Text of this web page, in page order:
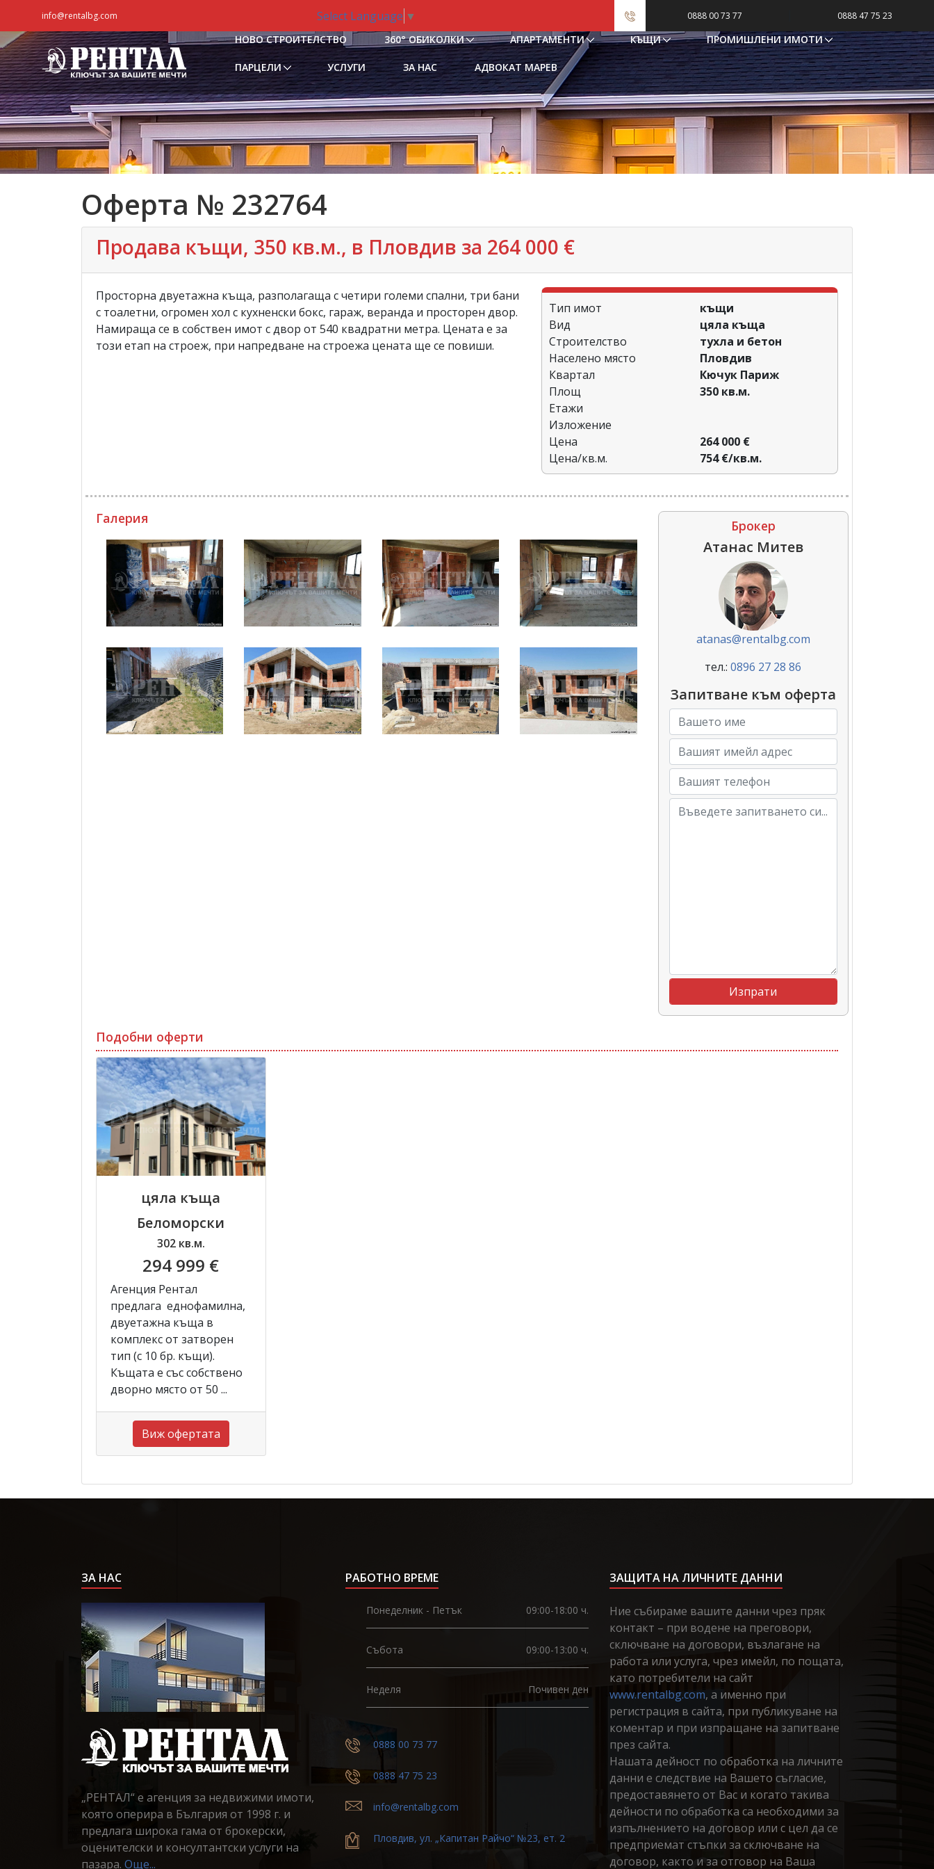
info@rentalbg.com Select Language ▼ 0888 00 73 77 0888 47 75 23
НОВО СТРОИТЕЛСТВО 360° ОБИКОЛКИ АПАРТАМЕНТИ КЪЩИ ПРОМИШЛЕНИ ИМОТИ
ПАРЦЕЛИ УСЛУГИ ЗА НАС АДВОКАТ МАРЕВ
Оферта № 232764
Продава къщи, 350 кв.м., в Пловдив‎ за 264 000 €
Просторна двуетажна къща, разполагаща с четири големи спални, три бани
с тоалетни, огромен хол с кухненски бокс, гараж, веранда и просторен двор.
Намираща се в собствен имот с двор от 540 квадратни метра. Цената е за
този етап на строеж, при напредване на строежа цената ще се повиши.
Тип имот
къщи
Вид
цяла къща
Строителство
тухла и бетон
Населено място
Пловдив‎
Квартал
Кючук Париж
Площ
350 кв.м.
Етажи
Изложение
Цена
264 000 €
Цена/кв.м.
754 €/кв.м.
Галерия Брокер
Атанас Митев
atanas@rentalbg.com
тел.:0896 27 28 86
Запитване към оферта
Подобни оферти
цяла къща
Беломорски
302 кв.м.
294 999 €
Агенция Рентал
предлага еднофамилна,
двуетажна къща в
комплекс от затворен
тип (с 10 бр. къщи).
Къщата е със собствено
дворно място от 50 ...
Виж офертата
ЗА НАС
„РЕНТАЛ“ е агенция за недвижими имоти,
която оперира в България от 1998 г. и
предлага широка гама от брокерски,
оценителски и консултантски услуги на
пазара. Още...
РАБОТНО ВРЕМЕ
Понеделник - Петък 09:00-18:00 ч.
Събота 09:00-13:00 ч.
Неделя Почивен ден
0888 00 73 77
0888 47 75 23
info@rentalbg.com
Пловдив, ул. „Капитан Райчо“ №23, ет. 2
ЗАЩИТА НА ЛИЧНИТЕ ДАННИ
Ние събираме вашите данни чрез пряк
контакт – при водене на преговори,
сключване на договори, възлагане на
работа или услуга, чрез имейл, по пощата,
като потребители на сайт
www.rentalbg.com, а именно при
регистрация в сайта, при публикуване на
коментар и при изпращане на запитване
през сайта.
Нашата дейност по обработка на личните
данни е следствие на Вашето съгласие,
предоставянето от Вас и когато такива
дейности по обработка са необходими за
изпълнението на договор или с цел да се
предприемат стъпки за сключване на
договор, както и за отговор на Ваша